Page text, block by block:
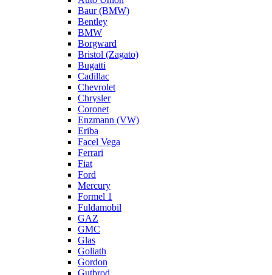
Baur (BMW)
Bentley
BMW
Borgward
Bristol (Zagato)
Bugatti
Cadillac
Chevrolet
Chrysler
Coronet
Enzmann (VW)
Eriba
Facel Vega
Ferrari
Fiat
Ford
Mercury
Formel 1
Fuldamobil
GAZ
GMC
Glas
Goliath
Gordon
Gutbrod